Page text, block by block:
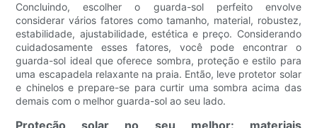
Concluindo, escolher o guarda-sol perfeito envolve
considerar vários fatores como tamanho, material, robustez,
estabilidade, ajustabilidade, estética e preço. Considerando
cuidadosamente esses fatores, você pode encontrar o
guarda-sol ideal que oferece sombra, proteção e estilo para
uma escapadela relaxante na praia. Então, leve protetor solar
e chinelos e prepare-se para curtir uma sombra acima das
demais com o melhor guarda-sol ao seu lado.